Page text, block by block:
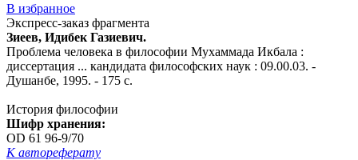
В избранное
Экспресс-заказ фрагмента
Зиеев, Идибек Газиевич.
Проблема человека в философии Мухаммада Икбала :
диссертация ... кандидата философских наук : 09.00.03. -
Душанбе, 1995. - 175 с.
История философии
Шифр хранения:
OD 61 96-9/70
К автореферату